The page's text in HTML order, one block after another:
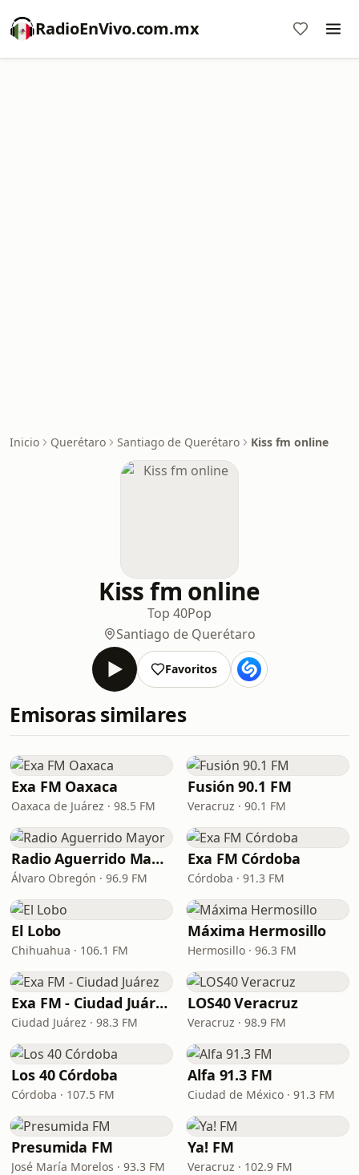
RadioEnVivo.com.mx
Inicio Querétaro Santiago de Querétaro Kiss fm online
Kiss fm online
Top 40Pop
Santiago de Querétaro
Favoritos
Emisoras similares
Exa FM Oaxaca
Oaxaca de Juárez · 98.5 FM
Fusión 90.1 FM
Veracruz · 90.1 FM
Radio Aguerrido Mayor
Álvaro Obregón · 96.9 FM
Exa FM Córdoba
Córdoba · 91.3 FM
El Lobo
Chihuahua · 106.1 FM
Máxima Hermosillo
Hermosillo · 96.3 FM
Exa FM - Ciudad Juárez
Ciudad Juárez · 98.3 FM
LOS40 Veracruz
Veracruz · 98.9 FM
Los 40 Córdoba
Córdoba · 107.5 FM
Alfa 91.3 FM
Ciudad de México · 91.3 FM
Presumida FM
José María Morelos · 93.3 FM
Ya! FM
Veracruz · 102.9 FM